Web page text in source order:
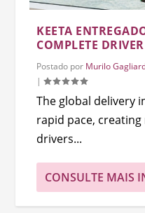
KEETA
COMPLETE
Postado por Murilo
|
The global delivery
rapid pace,
drivers...
CONSULTE MAIS